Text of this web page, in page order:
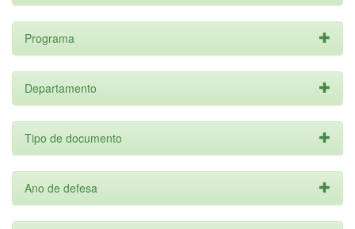
Programa
Departamento
Tipo de documento
Ano de defesa